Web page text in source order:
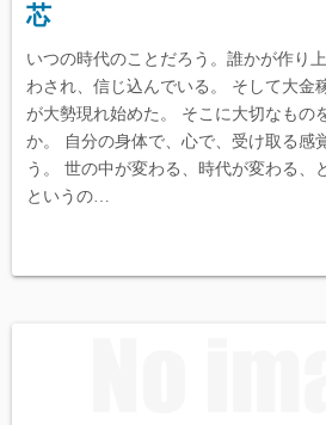
芯
いつの時代のことだろう。誰かが作り
わされ、信じ込んでいる。 そして大金
が大勢現れ始めた。 そこに大切なもの
か。 自分の身体で、心で、受け取る
う。 世の中が変わる、時代が変わる、
というの…